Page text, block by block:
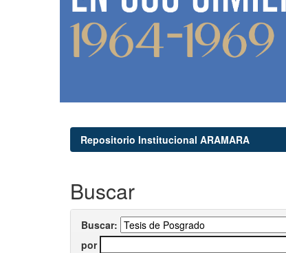
Repositorio Institucional ARAMARA
Buscar
Buscar:
por